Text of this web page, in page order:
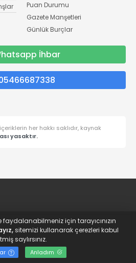
Puan Durumu
Gazete Manşetleri
Günlük Burçlar
İhbar
her hakkı saklıdır, kaynak
yasaktır.
faydalanabilmeniz için tarayıcınızın
sitemizi kullanarak çerezleri kabul
saylırsınız.
Anladım